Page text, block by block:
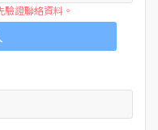
證聯絡資料。